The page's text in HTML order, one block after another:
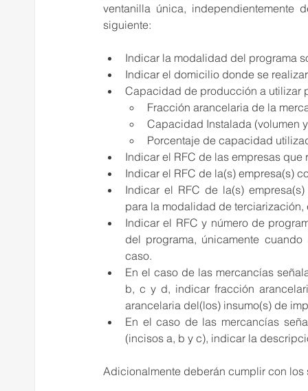
ventanilla única,
siguiente:
Indicar la modalidad del programa
Indicar el domicilio donde se
Capacidad de producción a utilizar
Fracción arancelaria de la
Capacidad Instalada (volumen
Porcentaje de capacidad
Indicar el RFC de las empresas
Indicar el RFC de la(s) empresa(s)
Indicar el RFC de la(s)
para la modalidad de
Indicar el RFC y número de
del programa, únicamente
caso.
En el caso de las mercancías
b, c y d, indicar fracción
arancelaria del(los) insumo(s) de
En el caso de las mercancías
(incisos a, b y c), indicar la
Adicionalmente deberán cumplir con